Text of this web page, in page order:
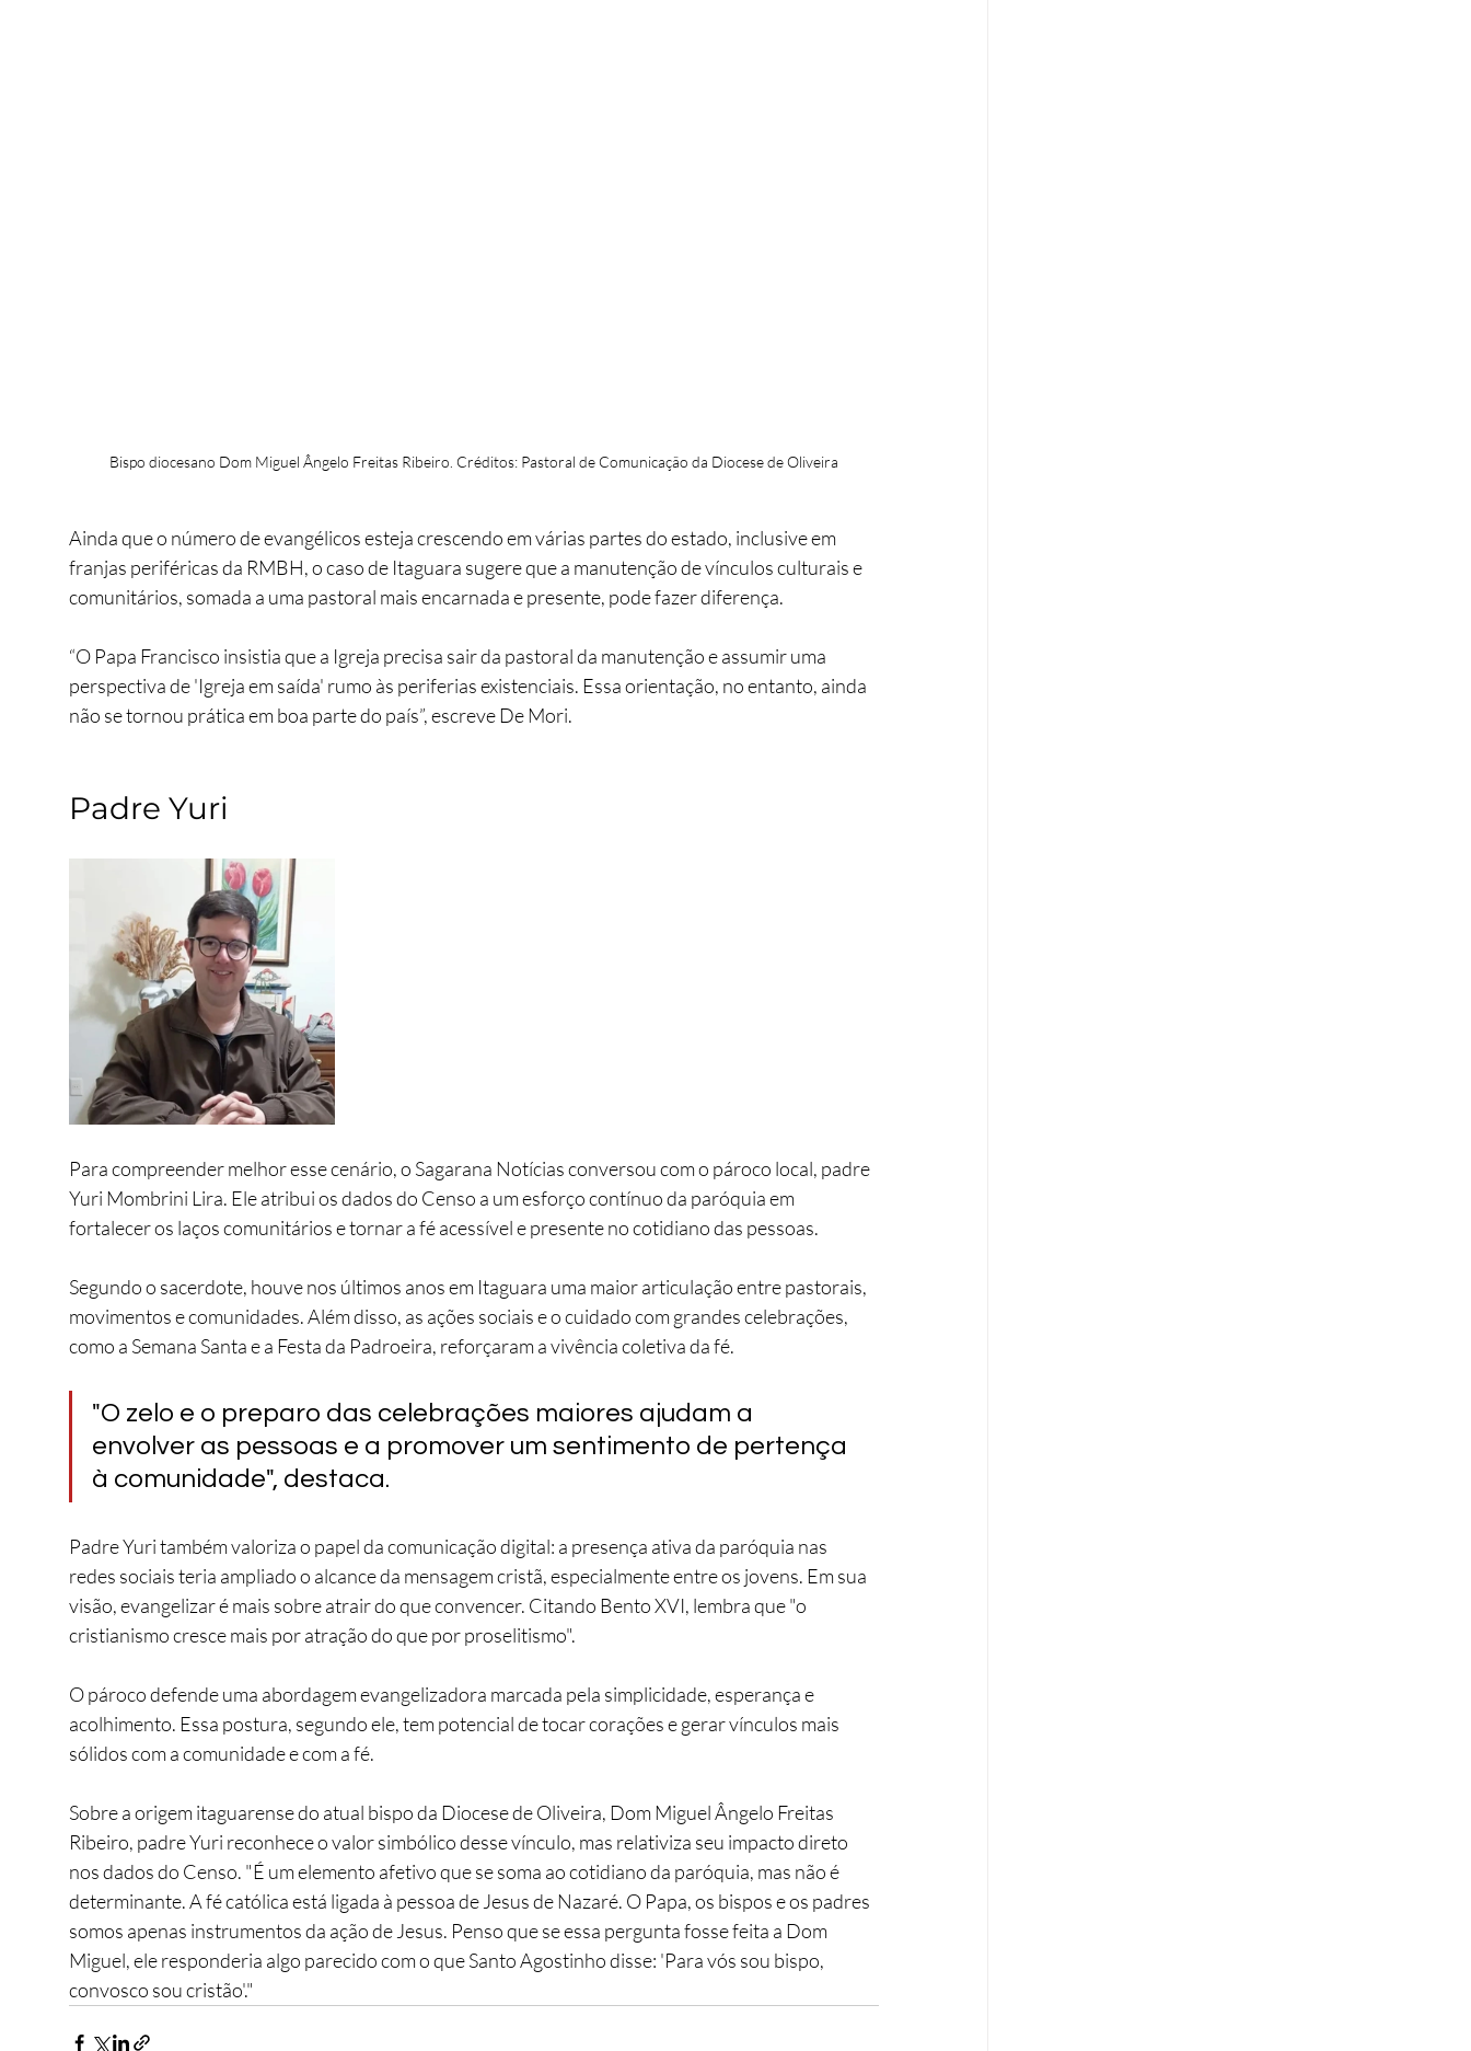
Bispo diocesano Dom Miguel Ângelo Freitas Ribeiro. Créditos: Pastoral de Comunicação da Diocese de Oliveira
Ainda que o número de evangélicos esteja crescendo em várias partes do estado, inclusive em
franjas periféricas da RMBH, o caso de Itaguara sugere que a manutenção de vínculos culturais e
comunitários, somada a uma pastoral mais encarnada e presente, pode fazer diferença.
“O Papa Francisco insistia que a Igreja precisa sair da pastoral da manutenção e assumir uma
perspectiva de 'Igreja em saída' rumo às periferias existenciais. Essa orientação, no entanto, ainda
não se tornou prática em boa parte do país”, escreve De Mori.
Padre Yuri
Para compreender melhor esse cenário, o Sagarana Notícias conversou com o pároco local, padre
Yuri Mombrini Lira. Ele atribui os dados do Censo a um esforço contínuo da paróquia em
fortalecer os laços comunitários e tornar a fé acessível e presente no cotidiano das pessoas.
Segundo o sacerdote, houve nos últimos anos em Itaguara uma maior articulação entre pastorais,
movimentos e comunidades. Além disso, as ações sociais e o cuidado com grandes celebrações,
como a Semana Santa e a Festa da Padroeira, reforçaram a vivência coletiva da fé.
"O zelo e o preparo das celebrações maiores ajudam a
envolver as pessoas e a promover um sentimento de pertença
à comunidade", destaca.
Padre Yuri também valoriza o papel da comunicação digital: a presença ativa da paróquia nas
redes sociais teria ampliado o alcance da mensagem cristã, especialmente entre os jovens. Em sua
visão, evangelizar é mais sobre atrair do que convencer. Citando Bento XVI, lembra que "o
cristianismo cresce mais por atração do que por proselitismo".
O pároco defende uma abordagem evangelizadora marcada pela simplicidade, esperança e
acolhimento. Essa postura, segundo ele, tem potencial de tocar corações e gerar vínculos mais
sólidos com a comunidade e com a fé.
Sobre a origem itaguarense do atual bispo da Diocese de Oliveira, Dom Miguel Ângelo Freitas
Ribeiro, padre Yuri reconhece o valor simbólico desse vínculo, mas relativiza seu impacto direto
nos dados do Censo. "É um elemento afetivo que se soma ao cotidiano da paróquia, mas não é
determinante. A fé católica está ligada à pessoa de Jesus de Nazaré. O Papa, os bispos e os padres
somos apenas instrumentos da ação de Jesus. Penso que se essa pergunta fosse feita a Dom
Miguel, ele responderia algo parecido com o que Santo Agostinho disse: 'Para vós sou bispo,
convosco sou cristão'."